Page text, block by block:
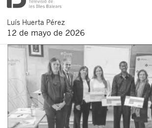
Luís Huerta Pérez
12 de mayo de 2026